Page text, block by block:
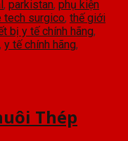
, parkistan, phụ kiện
tech surgico, thế giới
bị y tế chính hãng,
, y tế chính hãng,
Thép